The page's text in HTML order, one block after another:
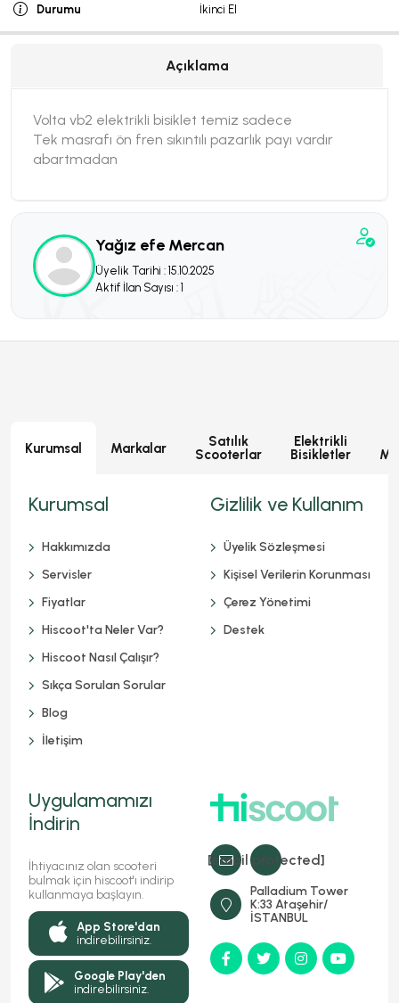
Durumu
İkinci El
Yağız efe Mercan
Üyelik Tarihi : 15.10.2025
Aktif İlan Sayısı : 1
Açıklama
Volta vb2 elektrikli bisiklet temiz sadece
Tek masrafı ön fren sıkıntılı pazarlık payı vardır
abartmadan
Kurumsal Markalar
Satılık
Scooterlar
Elektrikli
Bisikletler
[email protected]
Palladium Tower
K:33 Ataşehir/
İSTANBUL
Kurumsal
Hakkımızda
Servisler
Fiyatlar
Hiscoot'ta Neler Var?
Hiscoot Nasıl Çalışır?
Sıkça Sorulan Sorular
Blog
İletişim
Gizlilik ve Kullanım
Üyelik Sözleşmesi
Kişisel Verilerin Korunması
Çerez Yönetimi
Destek
Uygulamamızı
İndirin
İhtiyacınız olan scooteri
bulmak için hiscoot'ı indirip
kullanmaya başlayın.
App Store'dan
indirebilirsiniz.
Google Play'den
indirebilirsiniz.